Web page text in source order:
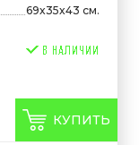
69x35x43 см.
КУПИТЬ